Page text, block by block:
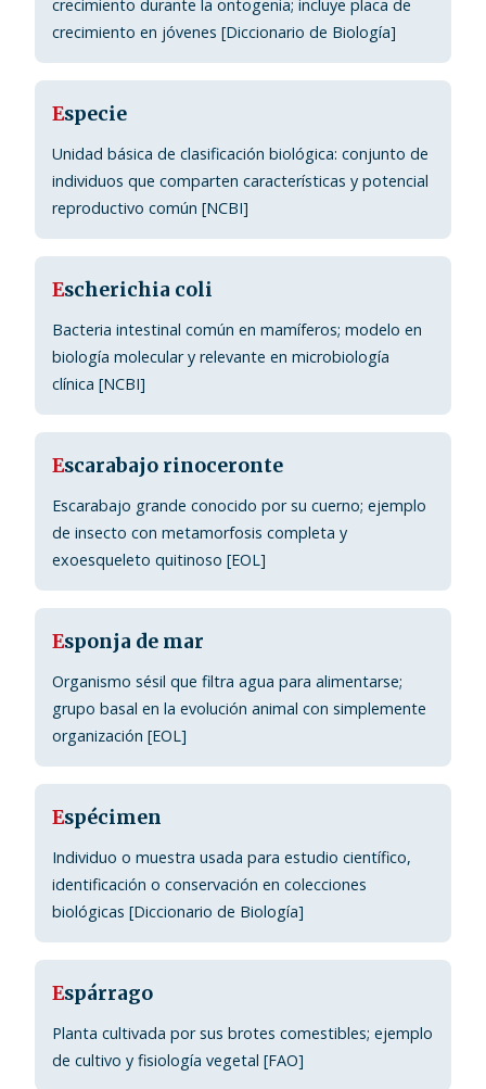
crecimiento durante la ontogenia; incluye placa de
crecimiento en jóvenes [Diccionario de Biología]
Especie
Unidad básica de clasificación biológica: conjunto de
individuos que comparten características y potencial
reproductivo común [NCBI]
Escherichia coli
Bacteria intestinal común en mamíferos; modelo en
biología molecular y relevante en microbiología
clínica [NCBI]
Escarabajo rinoceronte
Escarabajo grande conocido por su cuerno; ejemplo
de insecto con metamorfosis completa y
exoesqueleto quitinoso [EOL]
Esponja de mar
Organismo sésil que filtra agua para alimentarse;
grupo basal en la evolución animal con simplemente
organización [EOL]
Espécimen
Individuo o muestra usada para estudio científico,
identificación o conservación en colecciones
biológicas [Diccionario de Biología]
Espárrago
Planta cultivada por sus brotes comestibles; ejemplo
de cultivo y fisiología vegetal [FAO]